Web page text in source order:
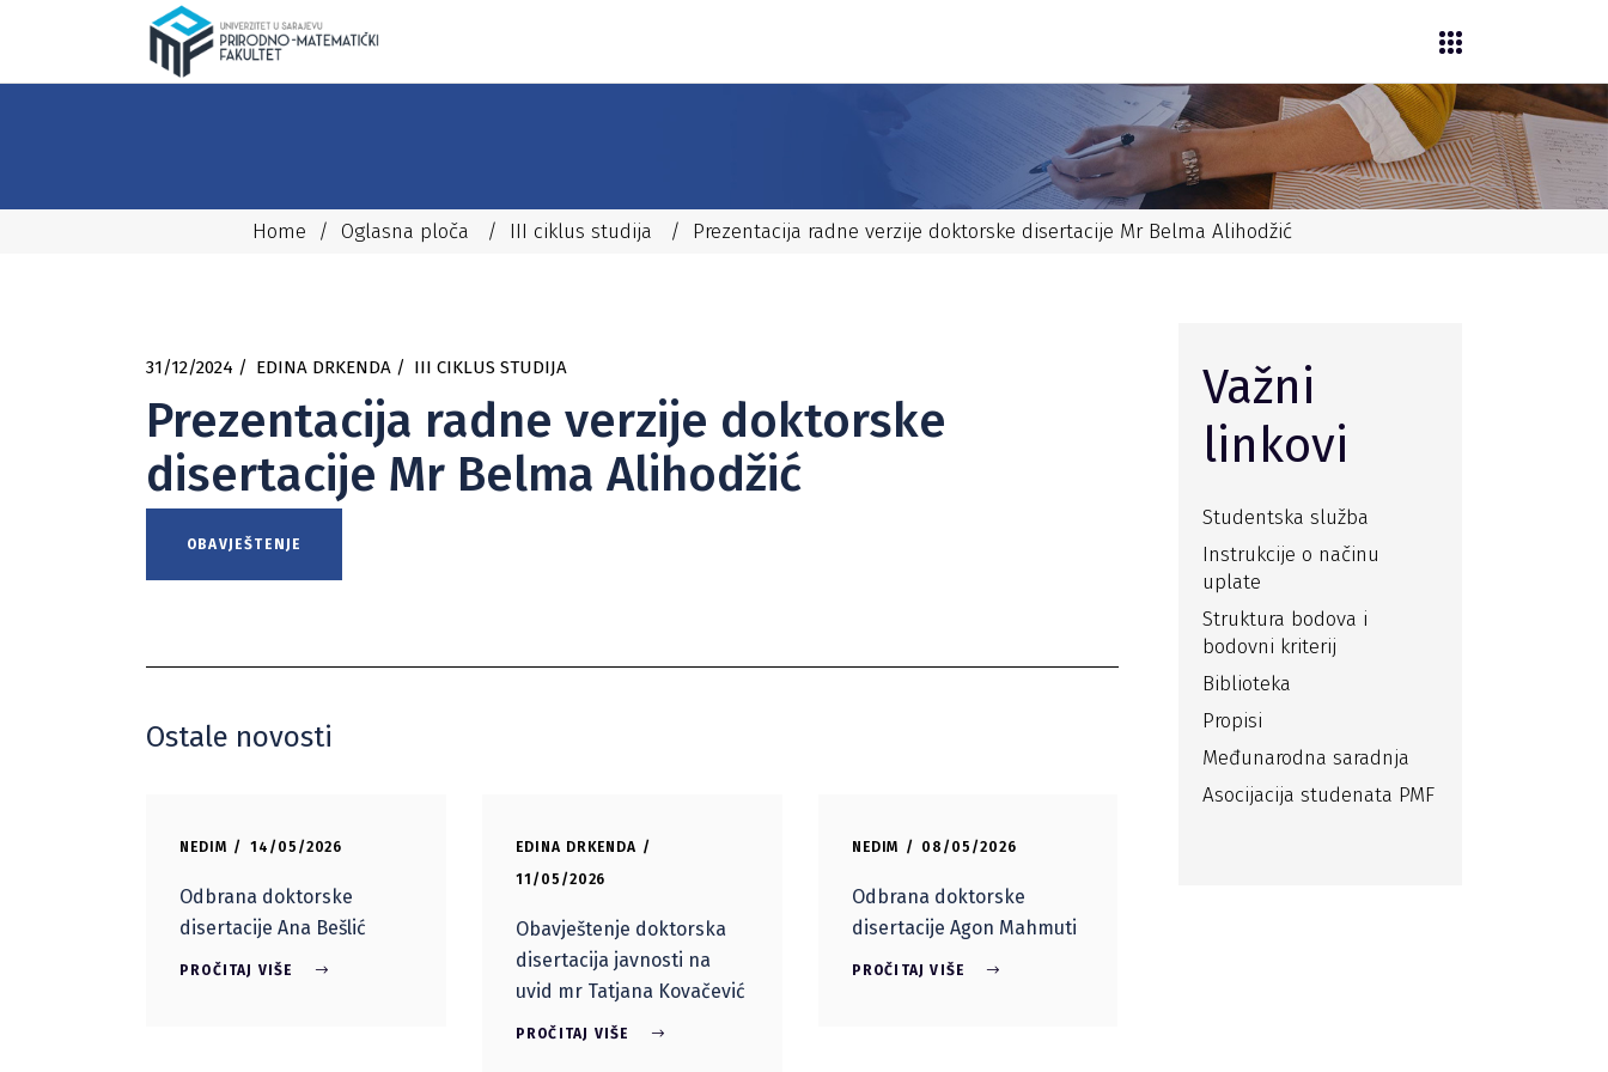
Home / Oglasna ploča / III ciklus studija / Prezentacija radne verzije doktorske disertacije Mr Belma Alihodžić
31/12/2024 EDINA DRKENDA III CIKLUS STUDIJA
Prezentacija radne verzije doktorske
disertacije Mr Belma Alihodžić
OBAVJEŠTENJE
Ostale novosti
NEDIM 14/05/2026
Odbrana doktorske
disertacije Ana Bešlić
PROČITAJ VIŠE
EDINA DRKENDA
11/05/2026
Obavještenje doktorska
disertacija javnosti na
uvid mr Tatjana Kovačević
PROČITAJ VIŠE
NEDIM 08/05/2026
Odbrana doktorske
disertacije Agon Mahmuti
PROČITAJ VIŠE
Važni
linkovi
Studentska služba
Instrukcije o načinu
uplate
Struktura bodova i
bodovni kriterij
Biblioteka
Propisi
Međunarodna saradnja
Asocijacija studenata PMF